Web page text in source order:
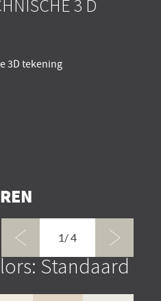
3 D
3D tekening
1/4
Standaard